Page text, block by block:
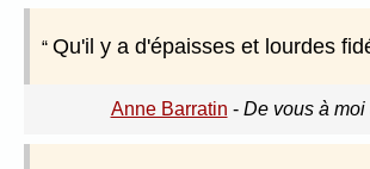
Qu'il y a d'épaisses et lourdes
Anne Barratin - De vous à moi